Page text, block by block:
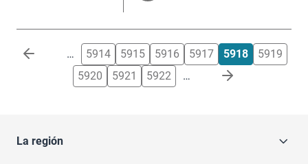
Paginación … 5914 5915 5916 5917 5918
5919
5920
5921 5922 …
La región